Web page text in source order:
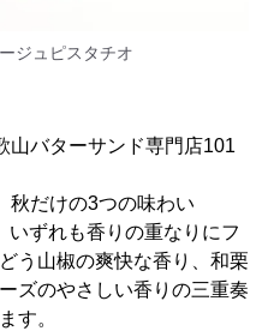
ジュピスタチオ
山バターサンド専門店101
秋だけの3つの味わい
ずれも香りの重なりにフ
う山椒の爽快な香り、和栗
ズのやさしい香りの三重奏
す。